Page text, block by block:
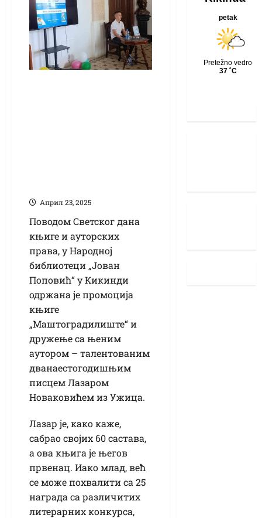
Април 23, 2025
Поводом Светског дана
књиге и ауторских
права, у Народној
библиотеци „Јован
Поповић“ у Кикинди
одржана је промоција
књиге
„Маштоградилиште“ и
дружење са њеним
аутором – талентованим
дванаестогодишњим
писцем Лазаром
Новаковићем из Ужица.
Лазар је, како каже,
сабрао својих 60 састава,
а ова књига је његов
првенац. Иако млад, већ
се може похвалити са 25
награда са различитих
литерарних конкурса,